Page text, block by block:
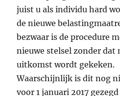
juist u als individu hard
de nieuwe
bezwaar is de procedure
nieuwe stelsel zonder dat
uitkomst wordt gekeken.
Waarschijnlijk is dit nog
voor 1 januari 2017